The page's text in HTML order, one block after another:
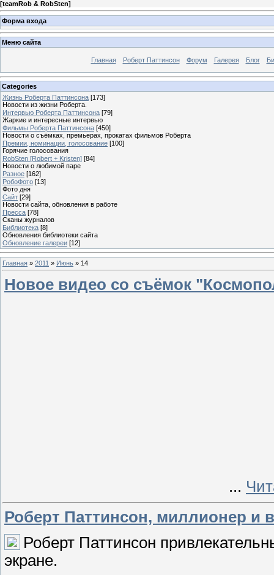
[teamRob & RobSten]
Форма входа
Меню сайта
Главная Роберт Паттинсон Форум Галерея Блог
Categories
Жизнь Роберта Паттинсона [173]
Новости из жизни Роберта.
Интервью Роберта Паттинсона [79]
Жаркие и интересные интервью
Фильмы Роберта Паттинсона [450]
Новости о съёмках, премьерах, прокатах фильмов Роберта
Премии, номинации, голосование [100]
Горячие голосования
RobSten [Robert + Kristen] [84]
Новости о любимой паре
Разное [162]
РобоФото [13]
Фото дня
Сайт [29]
Новости сайта, обновления в работе
Пресса [78]
Сканы журналов
Библиотека [8]
Обновления библиотеки сайта
Обновление галереи [12]
Главная » 2011 » Июнь » 14
Новое видео со съёмок
...
Роберт Паттинсон, миллионер и
Роберт Паттинсон
экране.